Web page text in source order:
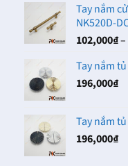
Tay nắm
NK520D-
102,000₫–
Tay nắm
196,000₫
Tay nắm
196,000₫